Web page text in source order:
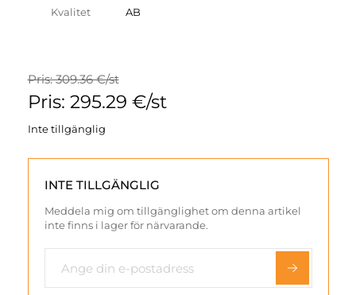
Kvalitet AB
Pris: 309.36 €/st
Pris: 295.29 €/st
Inte tillgänglig
INTE TILLGÄNGLIG
Meddela mig om tillgänglighet om denna artikel
inte finns i lager för närvarande.